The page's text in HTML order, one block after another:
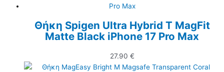
Θήκη Spigen Ultra Hybrid T MagFit
Matte Black iPhone 17 Pro Max
27.90 €